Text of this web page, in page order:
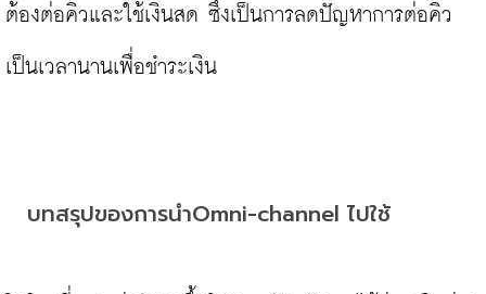
ต้องต่อคิวและใช้เงินสด ซึ่งเป็นการลดปัญหาการต่อคิว
เป็นเวลานานเพื่อชำระเงิน
บทสรุปของการนำOmni-channel ไปใช้